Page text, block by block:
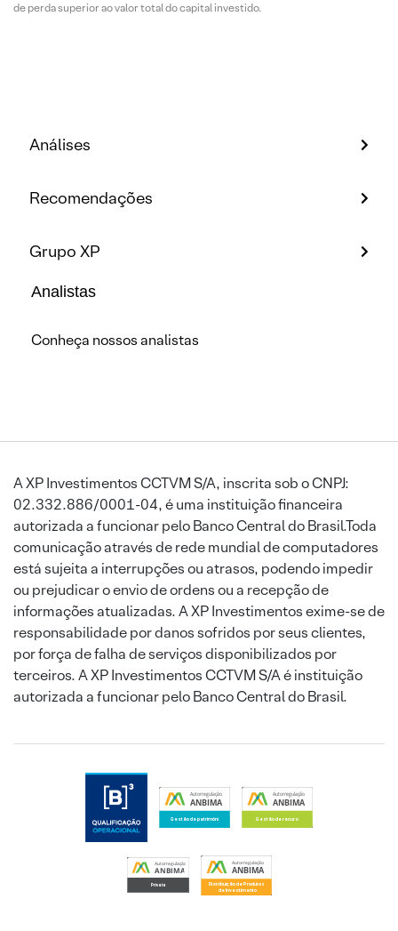
de perda superior ao valor total do capital investido.
Análises
Recomendações
Grupo XP
Analistas
Conheça nossos analistas
A XP Investimentos CCTVM S/A, inscrita sob o CNPJ:
02.332.886/0001-04, é uma instituição financeira
autorizada a funcionar pelo Banco Central do Brasil.Toda
comunicação através de rede mundial de computadores
está sujeita a interrupções ou atrasos, podendo impedir
ou prejudicar o envio de ordens ou a recepção de
informações atualizadas. A XP Investimentos exime-se de
responsabilidade por danos sofridos por seus clientes,
por força de falha de serviços disponibilizados por
terceiros. A XP Investimentos CCTVM S/A é instituição
autorizada a funcionar pelo Banco Central do Brasil.